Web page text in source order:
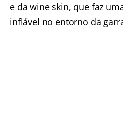
e da wine skin, que faz
inflável no entorno da